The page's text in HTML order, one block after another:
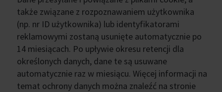
także związane z rozpoznawaniem użytkownika
(np. nr ID użytkownika) lub identyfikatorami
reklamowymi zostaną usunięte automatycznie po
14 miesiącach. Po upływie okresu retencji dla
określonych danych, dane te są usuwane
automatycznie raz w miesiącu. Więcej informacji na
temat ochrony danych można znaleźć na stronie